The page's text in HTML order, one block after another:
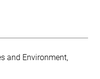
and Environment